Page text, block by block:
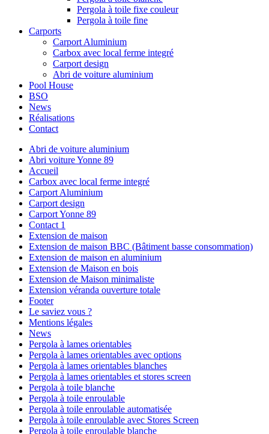
Pergola à toile fixe couleur
Pergola à toile fine
Carports
Carport Aluminium
Carbox avec local ferme integré
Carport design
Abri de voiture aluminium
Pool House
BSO
News
Réalisations
Contact
Abri de voiture aluminium
Abri voiture Yonne 89
Accueil
Carbox avec local ferme integré
Carport Aluminium
Carport design
Carport Yonne 89
Contact 1
Extension de maison
Extension de maison BBC (Bâtiment basse consommation)
Extension de maison en aluminium
Extension de Maison en bois
Extension de Maison minimaliste
Extension véranda ouverture totale
Footer
Le saviez vous ?
Mentions légales
News
Pergola à lames orientables
Pergola à lames orientables avec options
Pergola à lames orientables blanches
Pergola à lames orientables et stores screen
Pergola à toile blanche
Pergola à toile enroulable
Pergola à toile enroulable automatisée
Pergola à toile enroulable avec Stores Screen
Pergola à toile enroulable blanche